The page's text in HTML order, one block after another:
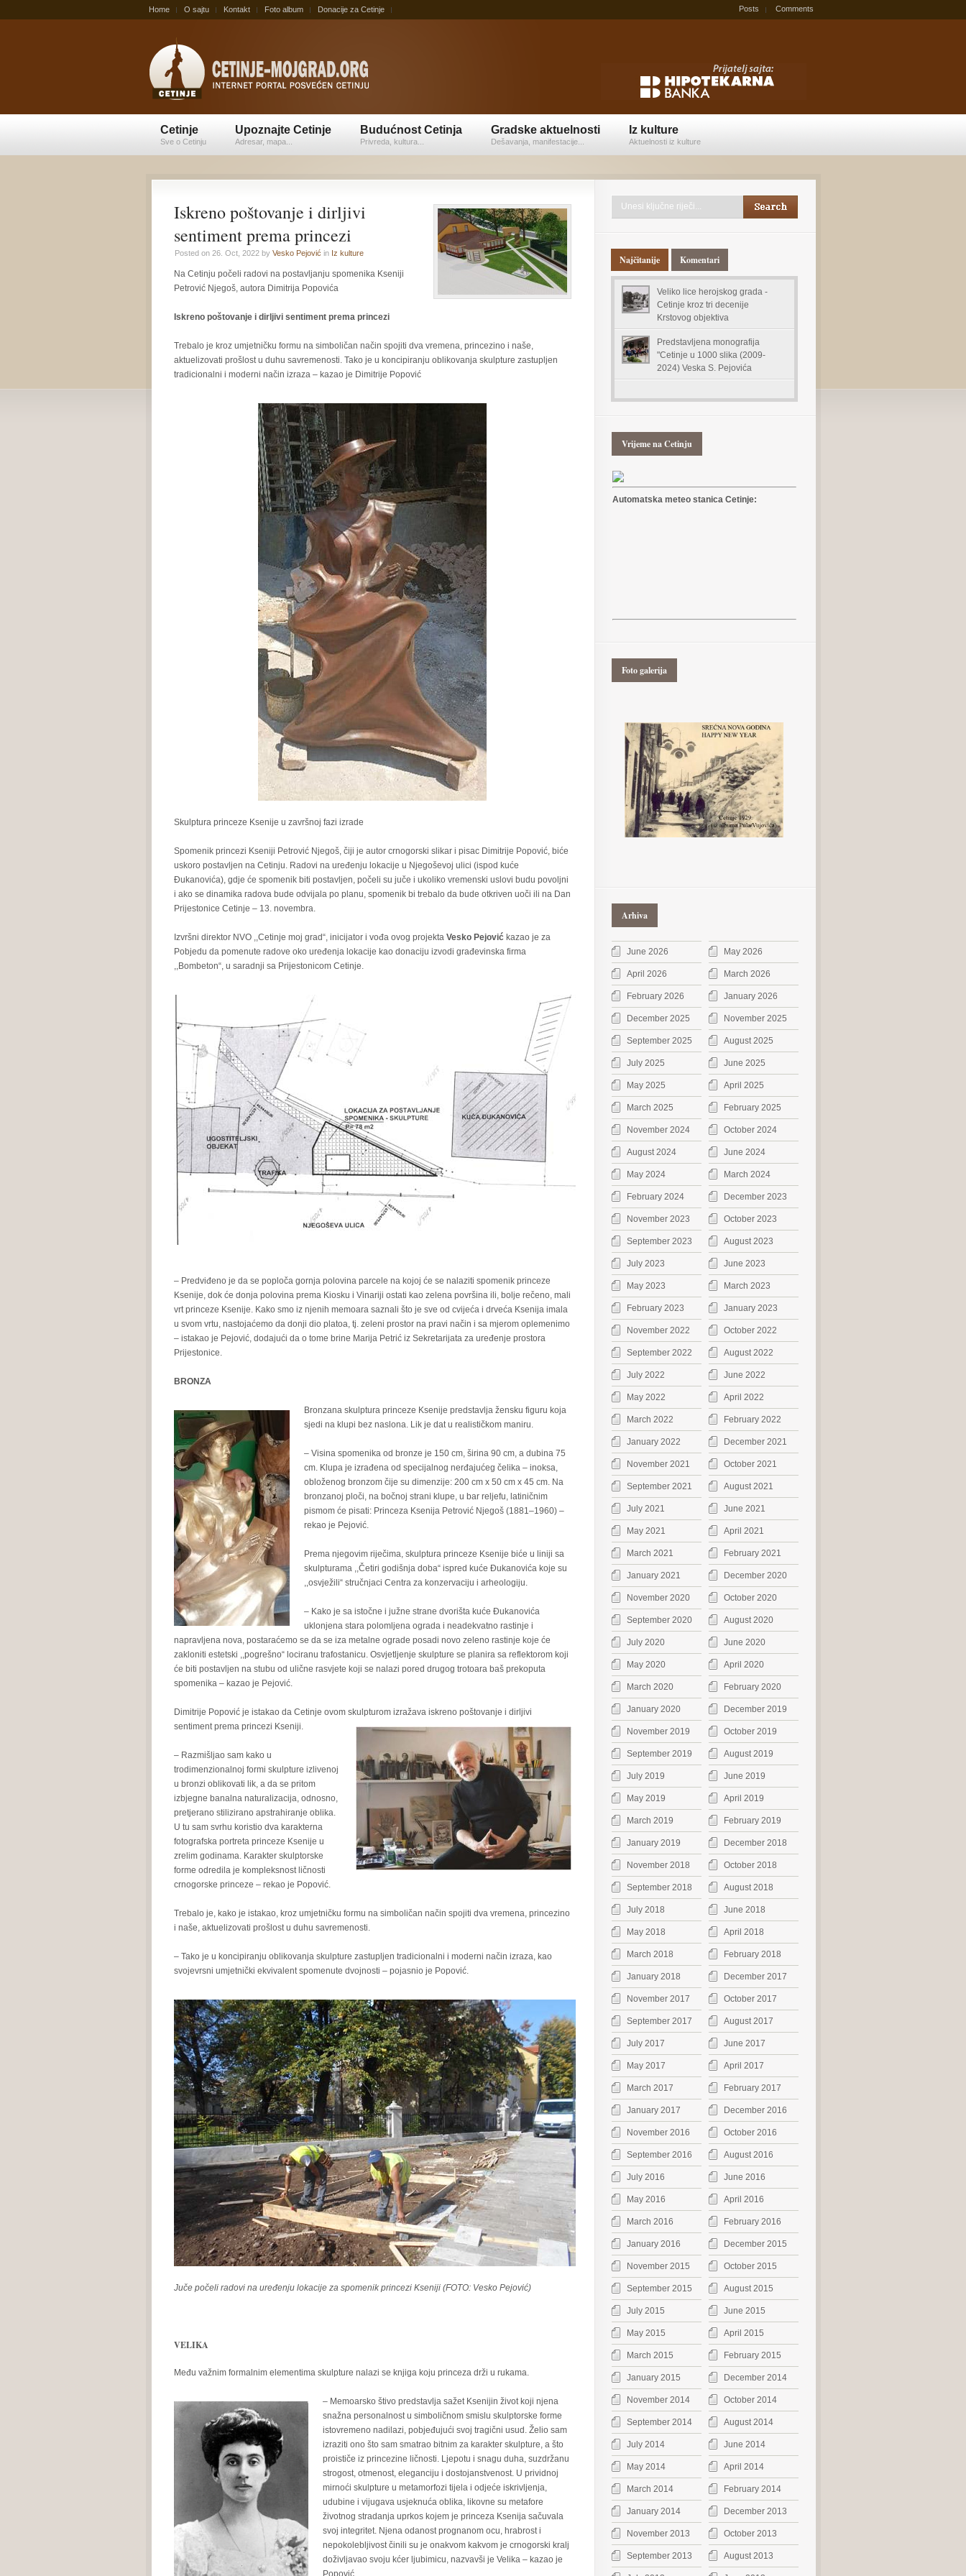
Home O sajtu Kontakt Foto album Donacije za Cetinje Posts Comments
Cetinje
Sve o Cetinju
Upoznajte Cetinje
Adresar, mapa...
Budućnost Cetinja
Privreda, kultura...
Gradske aktuelnosti
Dešavanja, manifestacije...
Iz kulture
Aktuelnosti iz kulture
Iskreno poštovanje i dirljivi
sentiment prema princezi
Posted on 26. Oct, 2022 by Vesko Pejović in Iz kulture
Na Cetinju počeli radovi na postavljanju spomenika Kseniji
Petrović Njegoš, autora Dimitrija Popovića
Iskreno poštovanje i dirljivi sentiment prema princezi
Trebalo je kroz umjetničku formu na simboličan način spojiti dva vremena, princezino i naše,
aktuelizovati prošlost u duhu savremenosti. Tako je u koncipiranju oblikovanja skulpture zastupljen
tradicionalni i moderni način izraza – kazao je Dimitrije Popović
Skulptura princeze Ksenije u završnoj fazi izrade
Spomenik princezi Kseniji Petrović Njegoš, čiji je autor crnogorski slikar i pisac Dimitrije Popović, biće
uskoro postavljen na Cetinju. Radovi na uređenju lokacije u Njegoševoj ulici (ispod kuće
Đukanovića), gdje će spomenik biti postavljen, počeli su juče i ukoliko vremenski uslovi budu povoljni
i ako se dinamika radova bude odvijala po planu, spomenik bi trebalo da bude otkriven uoči ili na Dan
Prijestonice Cetinje – 13. novembra.
Izvršni direktor NVO ,,Cetinje moj grad“, inicijator i vođa ovog projekta Vesko Pejovićkazao je za
Pobjedu da pomenute radove oko uređenja lokacije kao donaciju izvodi građevinska firma
,,Bombeton“, u saradnji sa Prijestonicom Cetinje.
– Predviđeno je da se poploča gornja polovina parcele na kojoj će se nalaziti spomenik princeze
Ksenije, dok će donja polovina prema Kiosku i Vinariji ostati kao zelena površina ili, bolje rečeno, mali
vrt princeze Ksenije. Kako smo iz njenih memoara saznali što je sve od cvijeća i drveća Ksenija imala
u svom vrtu, nastojaćemo da donji dio platoa, tj. zeleni prostor na pravi način i sa mjerom oplemenimo
– istakao je Pejović, dodajući da o tome brine Marija Petrić iz Sekretarijata za uređenje prostora
Prijestonice.
BRONZA
Bronzana skulptura princeze Ksenije predstavlja žensku figuru koja
sjedi na klupi bez naslona. Lik je dat u realističkom maniru.
– Visina spomenika od bronze je 150 cm, širina 90 cm, a dubina 75
cm. Klupa je izrađena od specijalnog nerđajućeg čelika – inoksa,
obloženog bronzom čije su dimenzije: 200 cm x 50 cm x 45 cm. Na
bronzanoj ploči, na bočnoj strani klupe, u bar reljefu, latiničnim
pismom će pisati: Princeza Ksenija Petrović Njegoš (1881–1960) –
rekao je Pejović.
Prema njegovim riječima, skulptura princeze Ksenije biće u liniji sa
skulpturama ,,Četiri godišnja doba“ ispred kuće Đukanovića koje su
,,osvježili“ stručnjaci Centra za konzervaciju i arheologiju.
– Kako je sa istočne i južne strane dvorišta kuće Đukanovića
uklonjena stara polomljena ograda i neadekvatno rastinje i
napravljena nova, postaraćemo se da se iza metalne ograde posadi novo zeleno rastinje koje će
zakloniti estetski ,,pogrešno“ lociranu trafostanicu. Osvjetljenje skulpture se planira sa reflektorom koji
će biti postavljen na stubu od ulične rasvjete koji se nalazi pored drugog trotoara baš prekoputa
spomenika – kazao je Pejović.
Dimitrije Popović je istakao da Cetinje ovom skulpturom izražava iskreno poštovanje i dirljivi
sentiment premaprincezi Kseniji.
– Razmišljao sam kako u
trodimenzionalnoj formi skulpture izlivenoj
u bronzi oblikovati lik, a da se pritom
izbjegne banalna naturalizacija, odnosno,
pretjerano stilizirano apstrahiranje oblika.
U tu sam svrhu koristio dva karakterna
fotografska portreta princeze Ksenije u
zrelim godinama. Karakter skulptorske
forme odredila je kompleksnost ličnosti
crnogorske princeze – rekao je Popović.
Trebalo je, kako je istakao, kroz umjetničku formu na simboličan način spojiti dva vremena, princezino
i naše, aktuelizovati prošlost u duhu savremenosti.
– Tako je u koncipiranju oblikovanja skulpture zastupljen tradicionalni i moderni način izraza, kao
svojevrsni umjetnički ekvivalent spomenute dvojnosti – pojasnio je Popović.
Juče počeli radovi na uređenju lokacije za spomenik princezi Kseniji (FOTO: Vesko Pejović)
VELIKA
Među važnim formalnim elementima skulpture nalazi se knjiga koju princeza drži u rukama.
– Memoarsko štivo predstavlja sažet Ksenijin život koji njena
snažna personalnost u simboličnom smislu skulptorske forme
istovremeno nadilazi, pobjeđujući svoj tragični usud. Želio sam
izraziti ono što sam smatrao bitnim za karakter skulpture, a što
proističe iz princezine ličnosti. Ljepotu i snagu duha, suzdržanu
strogost, otmenost, eleganciju i dostojanstvenost. U prividnoj
mirnoći skulpture u metamorfozi tijela i odjeće iskrivljenja,
udubine i vijugava usjeknuća oblika, likovne su metafore
životnog stradanja uprkos kojem je princeza Ksenija sačuvala
svoj integritet. Njena odanost prognanom ocu, hrabrost i
nepokolebljivost činili su je onakvom kakvom je crnogorski kralj
doživljavao svoju kćer ljubimicu, nazvavši je Velika – kazao je
Popović.
Najčitanije Komentari
Veliko lice herojskog grada -
Cetinje kroz tri decenije
Krstovog objektiva
Predstavljena monografija
"Cetinje u 1000 slika (2009-
2024) Veska S. Pejovića
Vrijeme na Cetinju
Automatska meteo stanica Cetinje:
Foto galerija
Arhiva
June 2026 May 2026
April 2026 March 2026
February 2026 January 2026
December 2025 November 2025
September 2025 August 2025
July 2025 June 2025
May 2025 April 2025
March 2025 February 2025
November 2024 October 2024
August 2024 June 2024
May 2024 March 2024
February 2024 December 2023
November 2023 October 2023
September 2023 August 2023
July 2023 June 2023
May 2023 March 2023
February 2023 January 2023
November 2022 October 2022
September 2022 August 2022
July 2022 June 2022
May 2022 April 2022
March 2022 February 2022
January 2022 December 2021
November 2021 October 2021
September 2021 August 2021
July 2021 June 2021
May 2021 April 2021
March 2021 February 2021
January 2021 December 2020
November 2020 October 2020
September 2020 August 2020
July 2020 June 2020
May 2020 April 2020
March 2020 February 2020
January 2020 December 2019
November 2019 October 2019
September 2019 August 2019
July 2019 June 2019
May 2019 April 2019
March 2019 February 2019
January 2019 December 2018
November 2018 October 2018
September 2018 August 2018
July 2018 June 2018
May 2018 April 2018
March 2018 February 2018
January 2018 December 2017
November 2017 October 2017
September 2017 August 2017
July 2017 June 2017
May 2017 April 2017
March 2017 February 2017
January 2017 December 2016
November 2016 October 2016
September 2016 August 2016
July 2016 June 2016
May 2016 April 2016
March 2016 February 2016
January 2016 December 2015
November 2015 October 2015
September 2015 August 2015
July 2015 June 2015
May 2015 April 2015
March 2015 February 2015
January 2015 December 2014
November 2014 October 2014
September 2014 August 2014
July 2014 June 2014
May 2014 April 2014
March 2014 February 2014
January 2014 December 2013
November 2013 October 2013
September 2013 August 2013